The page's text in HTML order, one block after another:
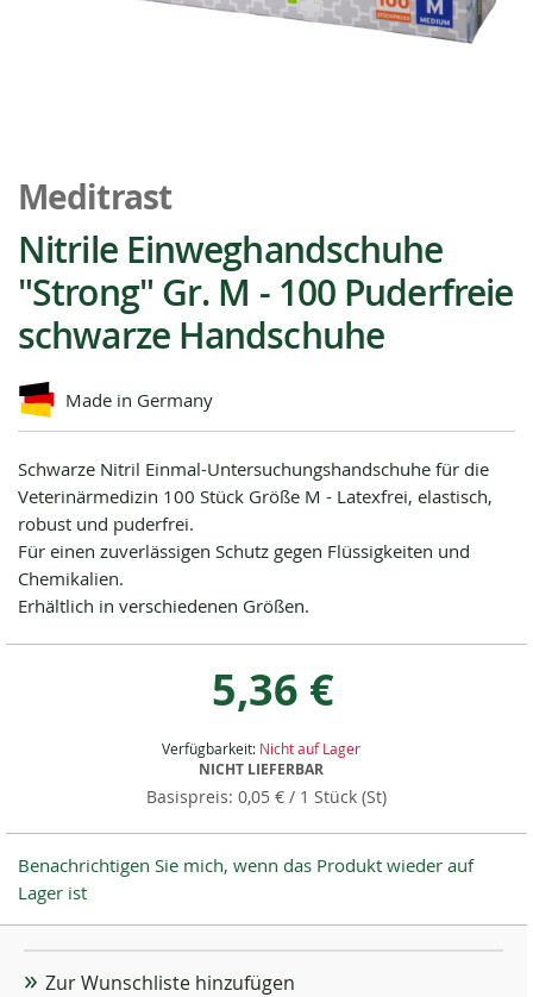
Anfang
der
Bildgalerie
springen
Meditrast
Nitrile Einweghandschuhe
"Strong" Gr. M - 100 Puderfreie
schwarze Handschuhe
Made in Germany
Schwarze Nitril Einmal-Untersuchungshandschuhe für die
Veterinärmedizin 100 Stück Größe M - Latexfrei, elastisch,
robust und puderfrei.
Für einen zuverlässigen Schutz gegen Flüssigkeiten und
Chemikalien.
Erhältlich in verschiedenen Größen.
5,36 €
0,05 € / 1 Stück (St)
Verfügbarkeit: Nicht auf Lager
NICHT LIEFERBAR
Benachrichtigen Sie mich, wenn das Produkt wieder auf
Lager ist
Zur Wunschliste hinzufügen